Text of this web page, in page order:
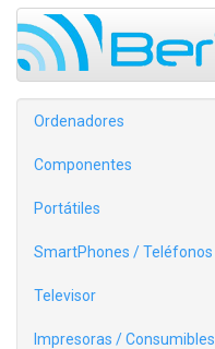
Ordenadores
Componentes
Portátiles
SmartPhones / Teléfonos
Televisor
Impresoras / Consumibles